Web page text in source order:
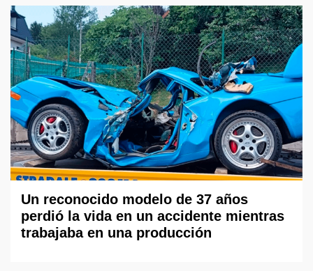
Un reconocido modelo de 37 años
perdió la vida en un accidente mientras
trabajaba en una producción